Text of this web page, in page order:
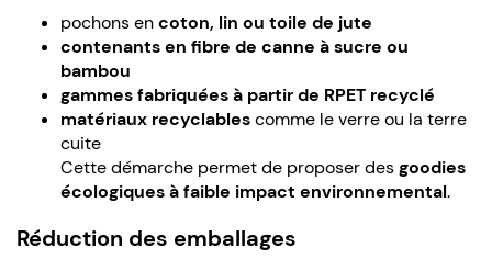
pochons encoton, lin ou toile de jute
contenants en fibre de canne à sucre ou
bambou
gammes fabriquées à partir de RPET recyclé
matériaux recyclablescomme le verre ou la terre
cuite
Cette démarche permet de proposer desgoodies
écologiques à faible impact environnemental.
Réduction des emballages